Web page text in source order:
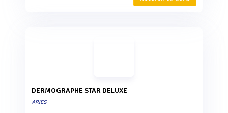
DERMOGRAPHE STAR DELUXE
ARIES